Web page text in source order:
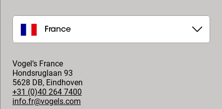
France
Vogel’s France
Hondsruglaan 93
5628 DB, Eindhoven
+31 (0)40 264 7400
info.fr@vogels.com